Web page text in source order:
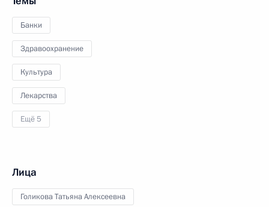
Банки
Здравоохранение
Культура
Лекарства
Ещё 5
Лица
Голикова Татьяна Алексеевна